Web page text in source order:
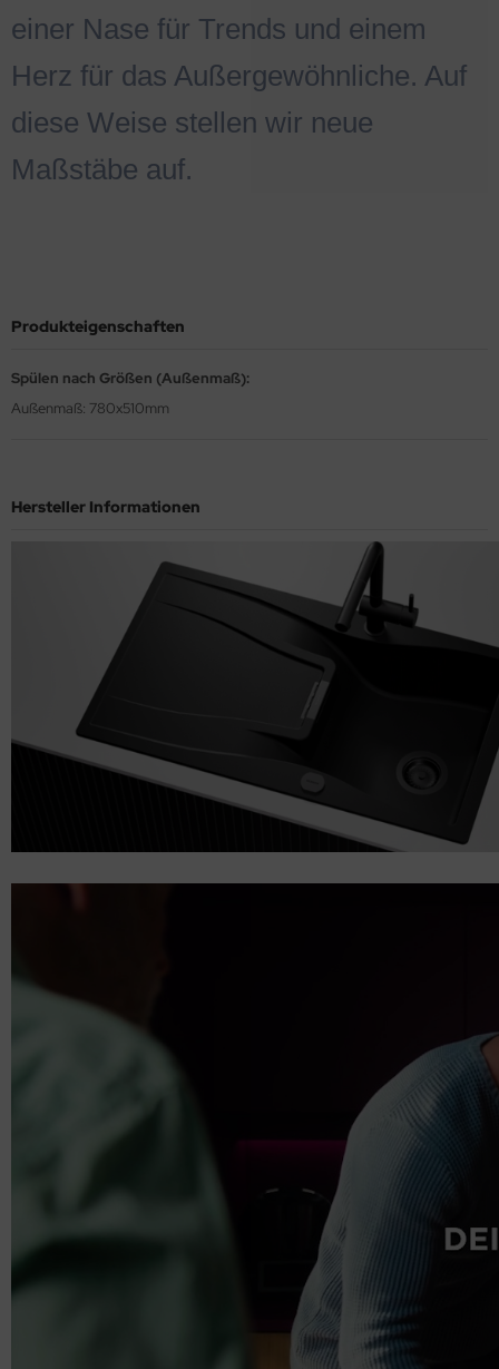
einer Nase für Trends und einem
Herz für das Außergewöhnliche. Auf
diese Weise stellen wir neue
Maßstäbe auf.
Produkteigenschaften
Spülen nach Größen (Außenmaß):
Außenmaß: 780x510mm
Hersteller Informationen